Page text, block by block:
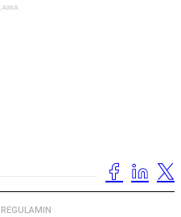
REGULAMIN